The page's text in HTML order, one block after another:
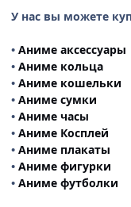
У нас вы можете
• Аниме аксессуары
• Аниме кольца
• Аниме кошельки
• Аниме сумки
• Аниме часы
• Аниме Косплей
• Аниме плакаты
• Аниме фигурки
• Аниме футболки